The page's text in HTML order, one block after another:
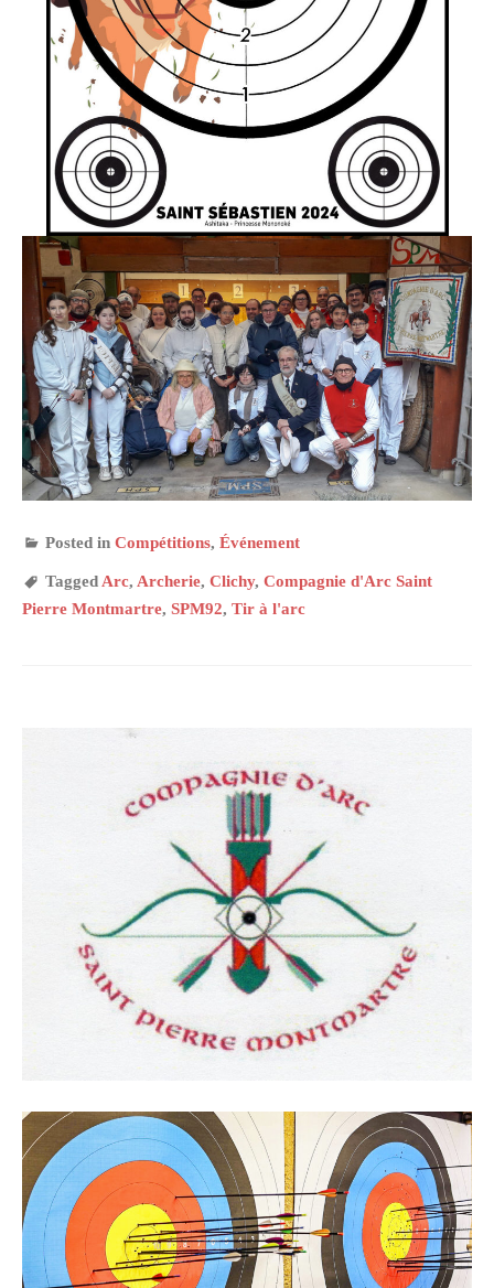
Posted in Compétitions, Événement
TaggedArc, Archerie, Clichy, Compagnie d'Arc Saint
Pierre Montmartre, SPM92, Tir à l'arc